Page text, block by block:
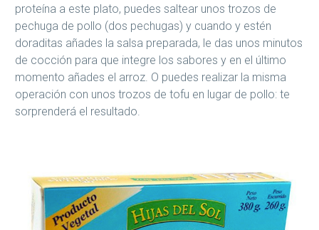
proteína a este plato, puedes saltear unos trozos de
pechuga de pollo (dos pechugas) y cuando y estén
doraditas añades la salsa preparada, le das unos minutos
de cocción para que integre los sabores y en el último
momento añades el arroz. O puedes realizar la misma
operación con unos trozos de tofu en lugar de pollo: te
sorprenderá el resultado.